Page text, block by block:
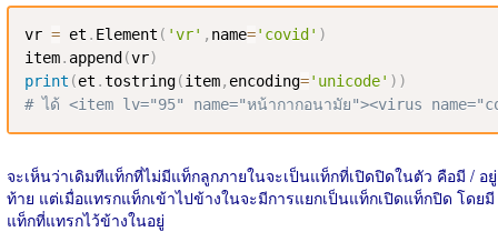
vr = et . Element ( 'vr' , name='covid' )
item. append (vr)
print (et .tostring(item, encoding='unicode' ) )
# ได้ <item lv="95" name="หน้ากากอนามัย"><virus
จะเห็นว่าเดิมทีแท็กที่ไม่มีแท็กลูกภายในจะเป็นแท็กที่เปิดปิดในตัว คือมี / อยู่
ท้าย แต่เมื่อแทรกแท็กเข้าไปข้างในจะมีการแยกเป็นแท็กเปิดแท็กปิด โดยมี
แท็กที่แทรกไว้ข้างในอยู่